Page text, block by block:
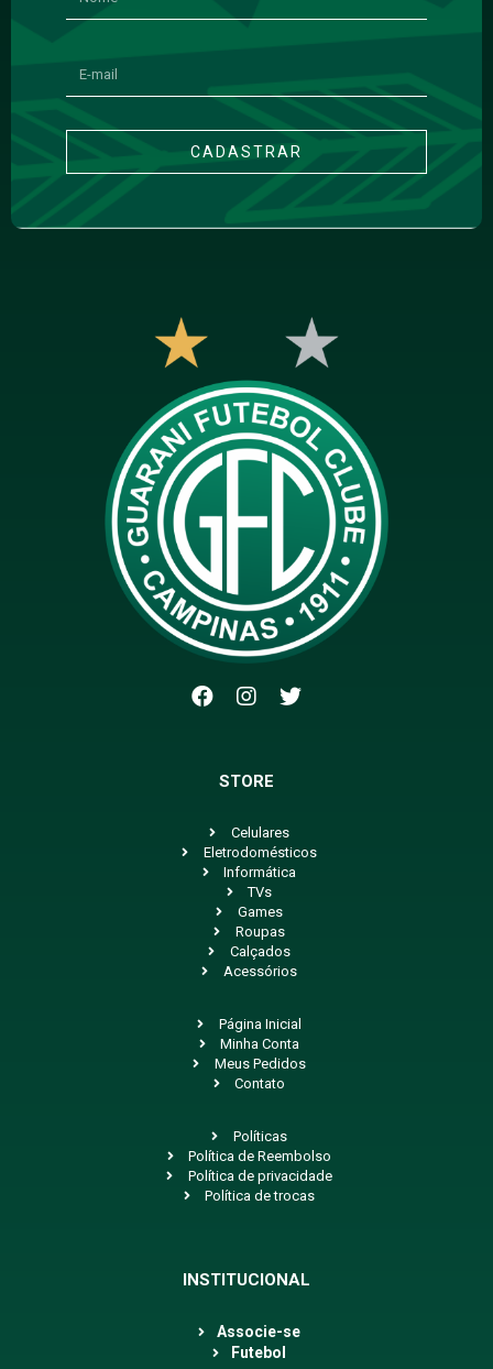
CADASTRAR
STORE
Celulares
Eletrodomésticos
Informática
TVs
Games
Roupas
Calçados
Acessórios
Página Inicial
Minha Conta
Meus Pedidos
Contato
Políticas
Política de Reembolso
Política de privacidade
Política de trocas
INSTITUCIONAL
Associe-se
Futebol